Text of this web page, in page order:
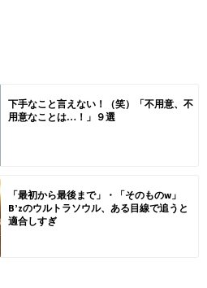
下手なこと言えない！（笑）「不用意、不
用意なことは…！」９選
「最初から最後まで」・「そのものw」
B’zのウルトラソウル、ある目線で追うと
適合しすぎ